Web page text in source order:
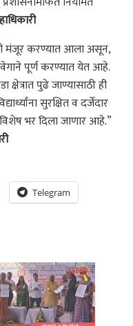
मंजूर करण्यात आला असून,
वेगाने पूर्ण करण्यात येत आहे.
क्षेत्रात पुढे जाण्यासाठी ही
सुरक्षित व दर्जेदार
विशेष भर दिला जाणार आहे.”
Telegram